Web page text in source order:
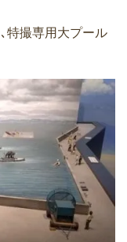
特撮専用大プール